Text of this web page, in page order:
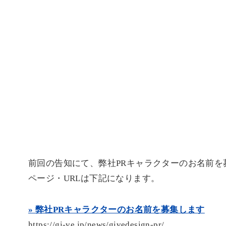
前回の告知にて、弊社PRキャラクターのお名前を
ページ・URLは下記になります。
» 弊社PRキャラクターのお名前を募集します